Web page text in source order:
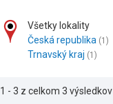
Všetky lokality
Česká republika (1)
Trnavský kraj (1)
1 - 3 z celkom 3 výsledkov